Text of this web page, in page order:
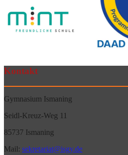
Kontakt
Gymnasium Ismaning
Seidl-Kreuz-Weg 11
85737 Ismaning
Mail: sekretariat@isgy.de